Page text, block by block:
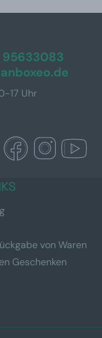
95633083
17 Uhr
von Waren
Geschenken